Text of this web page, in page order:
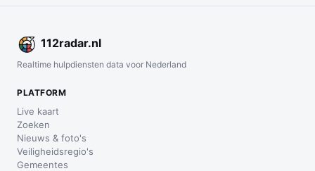
112radar.nl
Realtime hulpdiensten data voor Nederland
PLATFORM
Live kaart
Zoeken
Nieuws & foto's
Veiligheidsregio's
Gemeentes